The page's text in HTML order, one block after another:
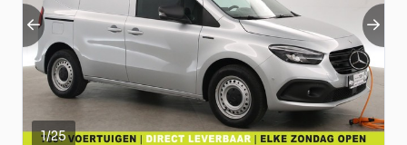
1/25